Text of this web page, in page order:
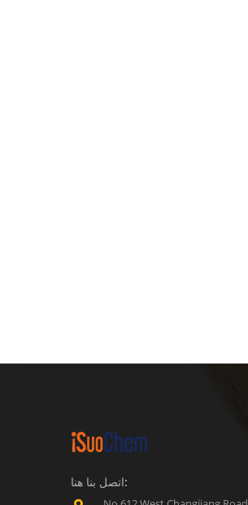
اتصل بنا هنا: